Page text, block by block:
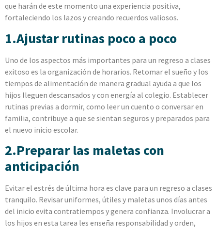
que harán de este momento una experiencia positiva,
fortaleciendo los lazos y creando recuerdos valiosos.
1.Ajustar rutinas poco a poco
Uno de los aspectos más importantes para un regreso a clases
exitoso es la organización de horarios. Retomar el sueño y los
tiempos de alimentación de manera gradual ayuda a que los
hijos lleguen descansados y con energía al colegio. Establecer
rutinas previas a dormir, como leer un cuento o conversar en
familia, contribuye a que se sientan seguros y preparados para
el nuevo inicio escolar.
2.Preparar las maletas con
anticipación
Evitar el estrés de última hora es clave para un regreso a clases
tranquilo. Revisar uniformes, útiles y maletas unos días antes
del inicio evita contratiempos y genera confianza. Involucrar a
los hijos en esta tarea les enseña responsabilidad y orden,